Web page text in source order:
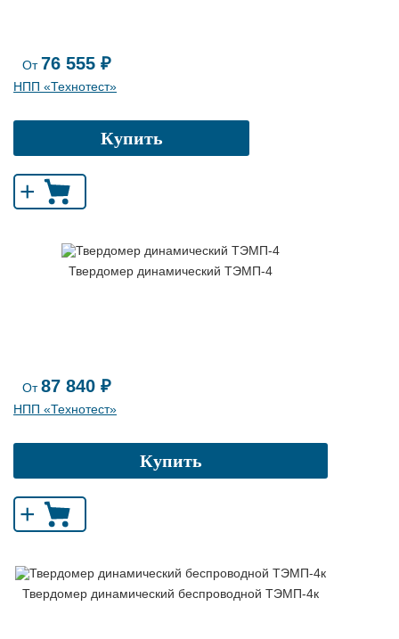
От76 555 ₽
НПП «Технотест»
Купить
+
Твердомер динамический ТЭМП-4
От87 840 ₽
НПП «Технотест»
Купить
+
Твердомер динамический беспроводной ТЭМП-4к